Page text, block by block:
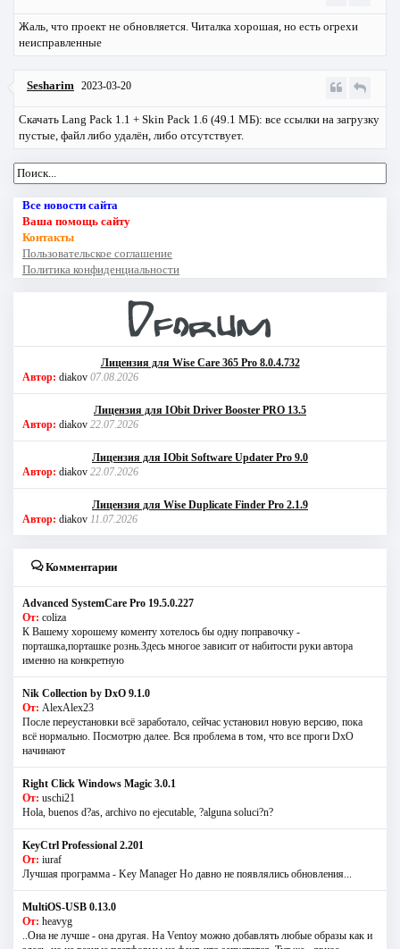
Жаль, что проект не обновляется. Читалка хорошая, но есть огрехи
неисправленные
Sesharim 2023-03-20
Скачать Lang Pack 1.1 + Skin Pack 1.6 (49.1 МБ): все ссылки на загрузку
пустые, файл либо удалён, либо отсутствует.
Все новости сайта
Ваша помощь сайту
Контакты
Пользовательское соглашение
Политика конфиденциальности
Лицензия для Wise Care 365 Pro 8.0.4.732
Автор: diakov 07.08.2026
Лицензия для IObit Driver Booster PRO 13.5
Автор: diakov 22.07.2026
Лицензия для IObit Software Updater Pro 9.0
Автор: diakov 22.07.2026
Лицензия для Wise Duplicate Finder Pro 2.1.9
Автор: diakov 11.07.2026
Комментарии
Advanced SystemCare Pro 19.5.0.227
От: coliza
К Вашему хорошему коменту хотелось бы одну поправочку -
порташка,порташке рознь.Здесь многое зависит от набитости руки автора
именно на конкретную
Nik Collection by DxO 9.1.0
От: AlexAlex23
После переустановки всё заработало, сейчас установил новую версию, пока
всё нормально. Посмотрю далее. Вся проблема в том, что все проги DxO
начинают
Right Click Windows Magic 3.0.1
От: uschi21
Hola, buenos d?as, archivo no ejecutable, ?alguna soluci?n?
KeyCtrl Professional 2.201
От: iuraf
Лучшая программа - Key Manager Но давно не появлялись обновления...
MultiOS-USB 0.13.0
От: heavyg
..Она не лучше - она другая. На Ventoy можно добавлять любые образы как и